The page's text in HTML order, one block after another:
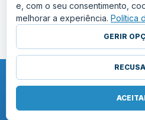
Como Ganhar mais Obras
Perguntas Frequentes
COPYRIGHT © 2011 - 2026 SGSI.
POLÍTICA DE
TERMOS E CONDIÇÕES
e, com o seu consentimento,
melhorar a experiência. Política
GERIR